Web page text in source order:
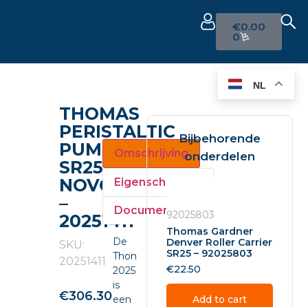
€0.00
0
THOMAS
PERISTALTIC
PUMP
SR25
NOVOPRENE
–
20251411
SKU:
20251411
€306.30
Omschrijving
Eigenschappen
Documenten
De
Thomas
20251411
is
een
Bijbehorende
onderdelen
92025803
Thomas Gardner
Denver Roller Carrier
SR25 – 92025803
€22.50
Add to cart
NL